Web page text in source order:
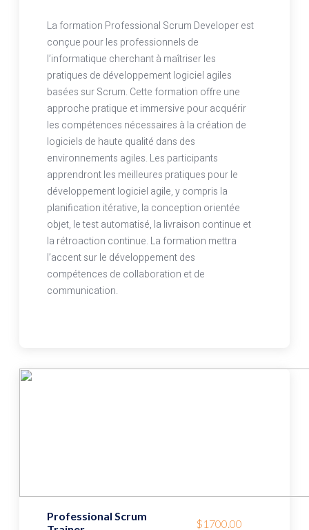
La formation Professional Scrum Developer est
conçue pour les professionnels de
l’informatique cherchant à maîtriser les
pratiques de développement logiciel agiles
basées sur Scrum. Cette formation offre une
approche pratique et immersive pour acquérir
les compétences nécessaires à la création de
logiciels de haute qualité dans des
environnements agiles. Les participants
apprendront les meilleures pratiques pour le
développement logiciel agile, y compris la
planification itérative, la conception orientée
objet, le test automatisé, la livraison continue et
la rétroaction continue. La formation mettra
l’accent sur le développement des
compétences de collaboration et de
communication.
Professional Scrum
$1700.00